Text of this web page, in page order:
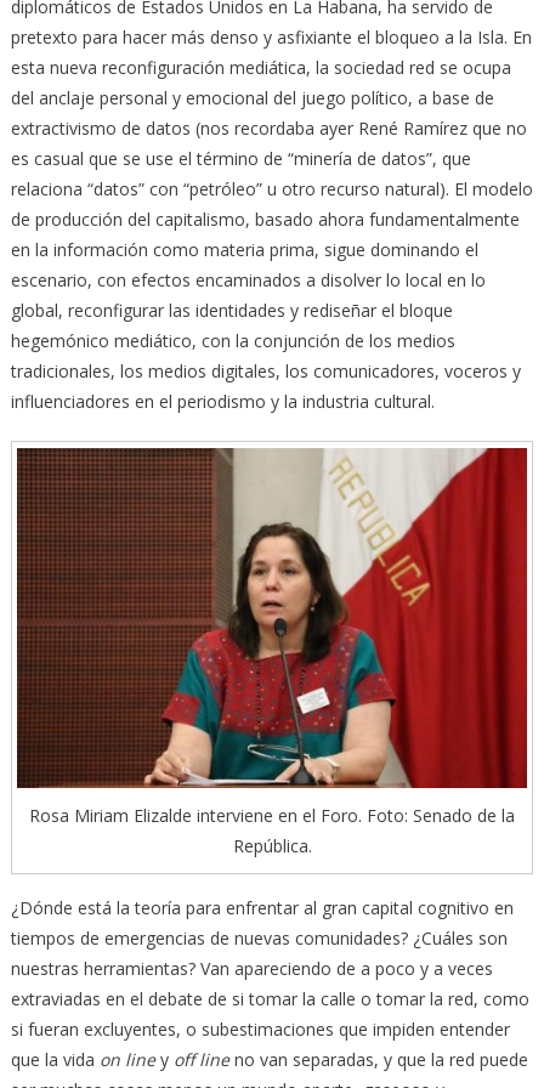
diplomáticos de Estados Unidos en La Habana, ha servido de
pretexto para hacer más denso y asfixiante el bloqueo a la Isla. En
esta nueva reconfiguración mediática, la sociedad red se ocupa
del anclaje personal y emocional del juego político, a base de
extractivismo de datos (nos recordaba ayer René Ramírez que no
es casual que se use el término de “minería de datos”, que
relaciona “datos” con “petróleo” u otro recurso natural). El modelo
de producción del capitalismo, basado ahora fundamentalmente
en la información como materia prima, sigue dominando el
escenario, con efectos encaminados a disolver lo local en lo
global, reconfigurar las identidades y rediseñar el bloque
hegemónico mediático, con la conjunción de los medios
tradicionales, los medios digitales, los comunicadores, voceros y
influenciadores en el periodismo y la industria cultural.
Rosa Miriam Elizalde interviene en el Foro. Foto: Senado de la
República.
¿Dónde está la teoría para enfrentar al gran capital cognitivo en
tiempos de emergencias de nuevas comunidades? ¿Cuáles son
nuestras herramientas? Van apareciendo de a poco y a veces
extraviadas en el debate de si tomar la calle o tomar la red, como
si fueran excluyentes, o subestimaciones que impiden entender
que la vida on liney off lineno van separadas, y que la red puede